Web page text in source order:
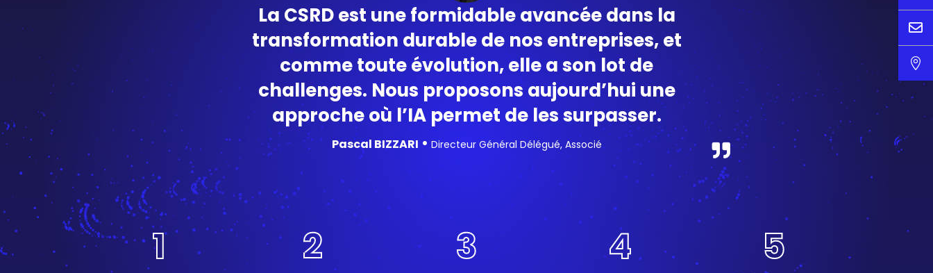
La CSRDest une formidable avancée dans la
transformation durable de nos entreprises, et
comme toute évolution, elle a son lot de
challenges. Nous proposons aujourd’hui une
approche où l’IA permet de les surpasser.
Pascal BIZZARI • Directeur Général Délégué, Associé
1 2 3 4 5

